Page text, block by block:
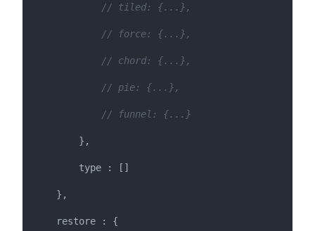
// tiled: {...},
// force: {...},
// chord: {...},
// pie: {...},
// funnel: {...}
        },
        type : []
    },
    restore : {